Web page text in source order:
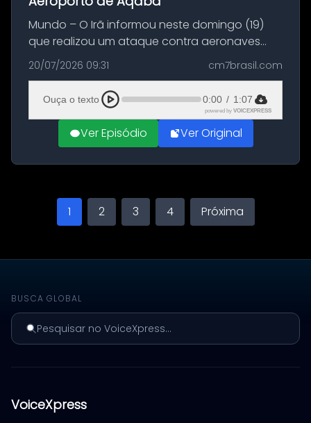
Mundo – O Irã informou neste domingo (19)
que realizou um ataque contra aeronaves
militares dos Estados Unidos estacionadas no
Aeroporto de Aqaba, na Jordânia, durante a
21ª fase da Operação Nasr 2. A...
20/07/2026 09:31 cm7brasil.com
Ouça o texto 0:00 / 1:07
powered by VOICEXPRESS
Ver Episódio Ver Original
1 2 3 4 Próxima
BUSCA GLOBAL
Pesquisar no VoiceXpress...
VoiceXpress